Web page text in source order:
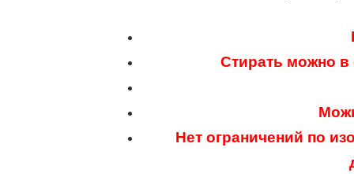
Стирать можно в
Нет ограничений по